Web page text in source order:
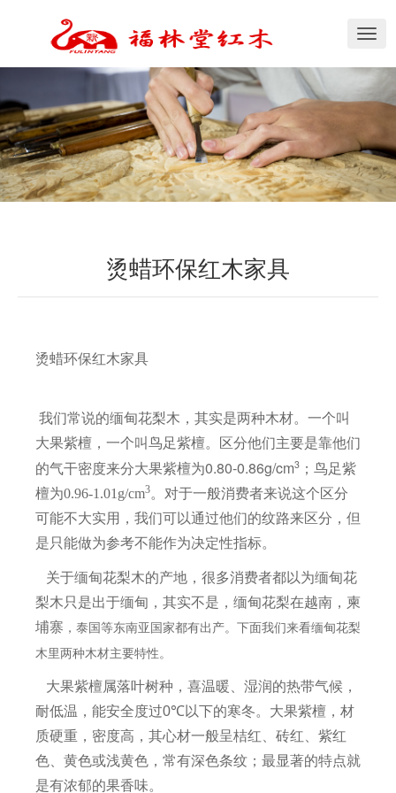
切
导
航
烫蜡环保红木家具
烫蜡环保红木家具
我们常说的缅甸花梨木，其实是两种木材。一个叫
大果紫檀，一个叫鸟足紫檀。区分他们主要是靠他们
的气干密度来分大果紫檀为0.80-0.86g/cm3 ；鸟足紫
檀为0.96-1.01g/cm3。对于一般消费者来说这个区分
可能不大实用，我们可以通过他们的纹路来区分，但
是只能做为参考不能作为决定性指标。
关于缅甸花梨木的产地，很多消费者都以为缅甸花
梨木只是出于缅甸，其实不是，缅甸花梨在越南，柬
埔寨 ，泰国等东南亚国家都有出产。下面我们来看缅甸花梨
木里两种木材主要特性。
大果紫檀属落叶树种，喜温暖、湿润的热带气候，
耐低温，能安全度过0℃以下的寒冬。大果紫檀，材
质硬重，密度高，其心材一般呈桔红、砖红、紫红
色、黄色或浅黄色，常有深色条纹；最显著的特点就
是有浓郁的果香味。